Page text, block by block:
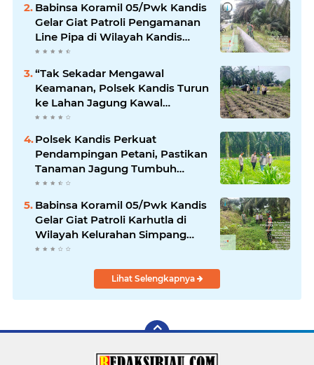
Babinsa Koramil 05/Pwk Kandis
Gelar Giat Patroli Pengamanan
Line Pipa di Wilayah Kandis
Kandis
“Tak Sekadar Mengawal
Keamanan, Polsek Kandis Turun
ke Lahan Jagung Kawal
Ketahanan Pangan
Polsek Kandis Perkuat
Pendampingan Petani, Pastikan
Tanaman Jagung Tumbuh
Optimal Dukung Swasembada
Pangan Nasional
Babinsa Koramil 05/Pwk Kandis
Gelar Giat Patroli Karhutla di
Wilayah Kelurahan Simpang
Belutu
Lihat Selengkapnya